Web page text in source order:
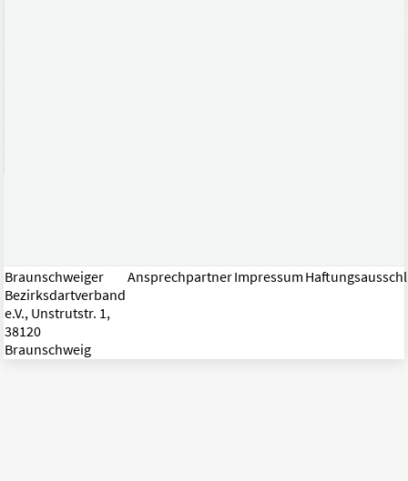
Braunschweiger
Bezirksdartverband
e.V., Unstrutstr. 1,
38120
Braunschweig
AnsprechpartnerImpressum